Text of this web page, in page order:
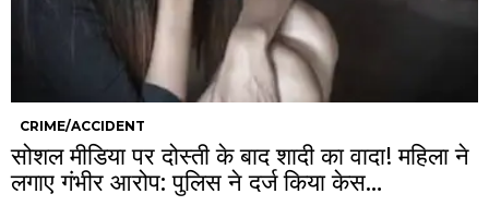
CRIME/ACCIDENT
सोशल मीडिया पर दोस्ती के बाद शादी का वादा! महिला ने
लगाए गंभीर आरोप: पुलिस ने दर्ज किया केस…